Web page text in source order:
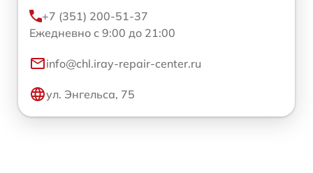
+7 (351) 200-51-37
Ежедневно с 9:00 до 21:00
info@chl.iray-repair-center.ru
ул. Энгельса, 75